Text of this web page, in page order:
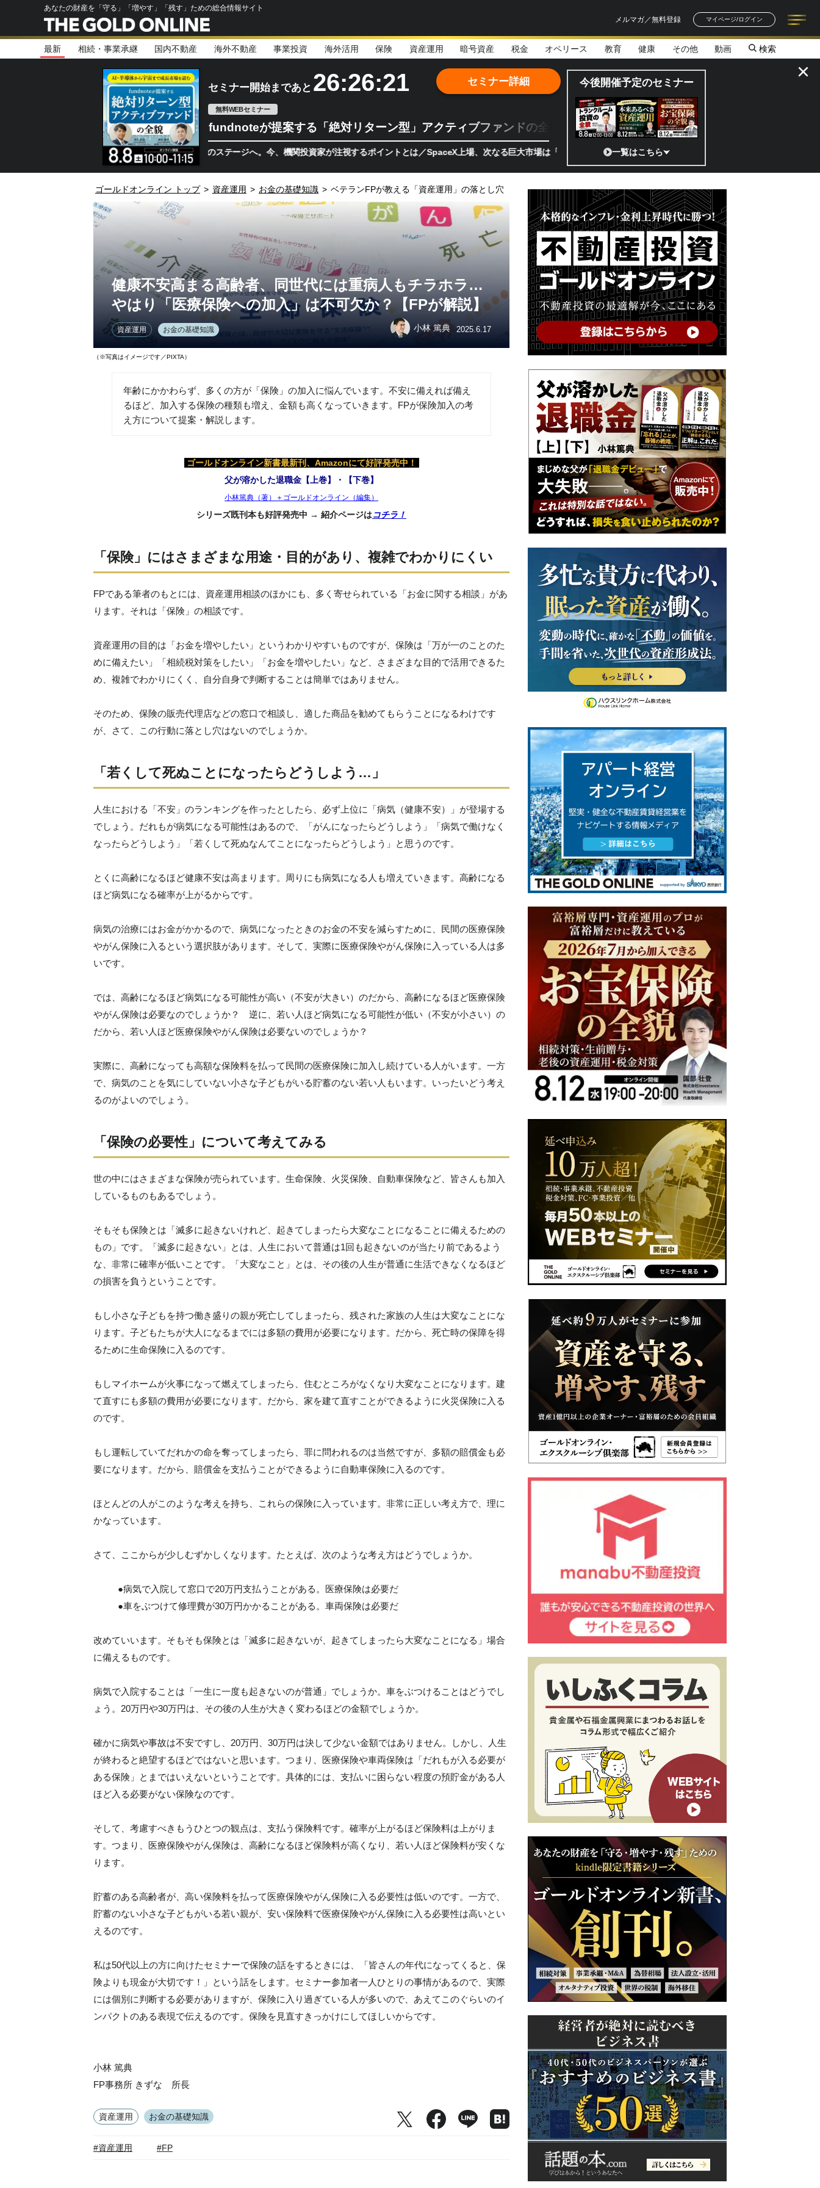
あなたの財産を「守る」「増やす」「残す」ための総合情報サイト
メルマガ／無料登録
マイページ/ログイン
記事一覧
著者一覧
最新 相続・事業承継 国内不動産 海外不動産 事業投資 海外活用 保険 資産運用 暗号資産 税金 オペリース 教育 健康 その他 動画 検索
セミナー開始まであと 26:26:20
無料WEBセミナー
fundnoteが提案する「絶対リターン型」アクティブファンドの全貌
半導体相場は次のステージへ。今、機関投資家が注視するポイントとは／SpaceX上場、次なる巨大市場は「宇宙!?」 日本の宇宙ベンチャーのココがスゴイ！／補助金から実需へ、知ら
セミナー詳細 今後開催予定のセミナー
一覧はこちら
×
ゴールドオンライン トップ > 資産運用 > お金の基礎知識 > ベテランFPが教える「資産運用」の落とし穴
健康不安高まる高齢者、同世代には重病人もチラホラ…
やはり「医療保険への加入」は不可欠か？【FPが解説】
資産運用 お金の基礎知識 小林 篤典 2025.6.17
（※写真はイメージです／PIXTA）
年齢にかかわらず、多くの方が「保険」の加入に悩んでいます。不安に備えれば備え
るほど、加入する保険の種類も増え、金額も高くなっていきます。FPが保険加入の考
え方について提案・解説します。
ゴールドオンライン新書最新刊、Amazonにて好評発売中！
父が溶かした退職金【上巻】・【下巻】
小林篤典（著）＋ゴールドオンライン（編集）
シリーズ既刊本も好評発売中 → 紹介ページはコチラ！
「保険」にはさまざまな用途・目的があり、複雑でわかりにくい
FPである筆者のもとには、資産運用相談のほかにも、多く寄せられている「お金に関する相談」があ
ります。それは「保険」の相談です。
資産運用の目的は「お金を増やしたい」というわかりやすいものですが、保険は「万が一のことのた
めに備えたい」「相続税対策をしたい」「お金を増やしたい」など、さまざまな目的で活用できるた
め、複雑でわかりにくく、自分自身で判断することは簡単ではありません。
そのため、保険の販売代理店などの窓口で相談し、適した商品を勧めてもらうことになるわけです
が、さて、この行動に落とし穴はないのでしょうか。
「若くして死ぬことになったらどうしよう…」
人生における「不安」のランキングを作ったとしたら、必ず上位に「病気（健康不安）」が登場する
でしょう。だれもが病気になる可能性はあるので、「がんになったらどうしよう」「病気で働けなく
なったらどうしよう」「若くして死ぬなんてことになったらどうしよう」と思うのです。
とくに高齢になるほど健康不安は高まります。周りにも病気になる人も増えていきます。高齢になる
ほど病気になる確率が上がるからです。
病気の治療にはお金がかかるので、病気になったときのお金の不安を減らすために、民間の医療保険
やがん保険に入るという選択肢があります。そして、実際に医療保険やがん保険に入っている人は多
いです。
では、高齢になるほど病気になる可能性が高い（不安が大きい）のだから、高齢になるほど医療保険
やがん保険は必要なのでしょうか？ 逆に、若い人ほど病気になる可能性が低い（不安が小さい）の
だから、若い人ほど医療保険やがん保険は必要ないのでしょうか？
実際に、高齢になっても高額な保険料を払って民間の医療保険に加入し続けている人がいます。一方
で、病気のことを気にしていない小さな子どもがいる貯蓄のない若い人もいます。いったいどう考え
るのがよいのでしょう。
「保険の必要性」について考えてみる
世の中にはさまざまな保険が売られています。生命保険、火災保険、自動車保険など、皆さんも加入
しているものもあるでしょう。
そもそも保険とは「滅多に起きないけれど、起きてしまったら大変なことになることに備えるための
もの」です。「滅多に起きない」とは、人生において普通は1回も起きないのが当たり前であるよう
な、非常に確率が低いことです。「大変なこと」とは、その後の人生が普通に生活できなくなるほど
の損害を負うということです。
もし小さな子どもを持つ働き盛りの親が死亡してしまったら、残された家族の人生は大変なことにな
ります。子どもたちが大人になるまでには多額の費用が必要になります。だから、死亡時の保障を得
るために生命保険に入るのです。
もしマイホームが火事になって燃えてしまったら、住むところがなくなり大変なことになります。建
て直すにも多額の費用が必要になります。だから、家を建て直すことができるように火災保険に入る
のです。
もし運転していてだれかの命を奪ってしまったら、罪に問われるのは当然ですが、多額の賠償金も必
要になります。だから、賠償金を支払うことができるように自動車保険に入るのです。
ほとんどの人がこのような考えを持ち、これらの保険に入っています。非常に正しい考え方で、理に
かなっています。
さて、ここからが少しむずかしくなります。たとえば、次のような考え方はどうでしょうか。
●病気で入院して窓口で20万円支払うことがある。医療保険は必要だ
●車をぶつけて修理費が30万円かかることがある。車両保険は必要だ
改めていいます。そもそも保険とは「滅多に起きないが、起きてしまったら大変なことになる」場合
に備えるものです。
病気で入院することは「一生に一度も起きないのが普通」でしょうか。車をぶつけることはどうでし
ょう。20万円や30万円は、その後の人生が大きく変わるほどの金額でしょうか。
確かに病気や事故は不安ですし、20万円、30万円は決して少ない金額ではありません。しかし、人生
が終わると絶望するほどではないと思います。つまり、医療保険や車両保険は「だれもが入る必要が
ある保険」とまではいえないということです。具体的には、支払いに困らない程度の預貯金がある人
ほど入る必要がない保険なのです。
そして、考慮すべきもうひとつの観点は、支払う保険料です。確率が上がるほど保険料は上がりま
す。つまり、医療保険やがん保険は、高齢になるほど保険料が高くなり、若い人ほど保険料が安くな
ります。
貯蓄のある高齢者が、高い保険料を払って医療保険やがん保険に入る必要性は低いのです。一方で、
貯蓄のない小さな子どもがいる若い親が、安い保険料で医療保険やがん保険に入る必要性は高いとい
えるのです。
私は50代以上の方に向けたセミナーで保険の話をするときには、「皆さんの年代になってくると、保
険よりも現金が大切です！」という話をします。セミナー参加者一人ひとりの事情があるので、実際
には個別に判断する必要がありますが、保険に入り過ぎている人が多いので、あえてこのぐらいのイ
ンパクトのある表現で伝えるのです。保険を見直すきっかけにしてほしいからです。
小林 篤典
FP事務所 きずな 所長
資産運用 お金の基礎知識
#資産運用 #FP